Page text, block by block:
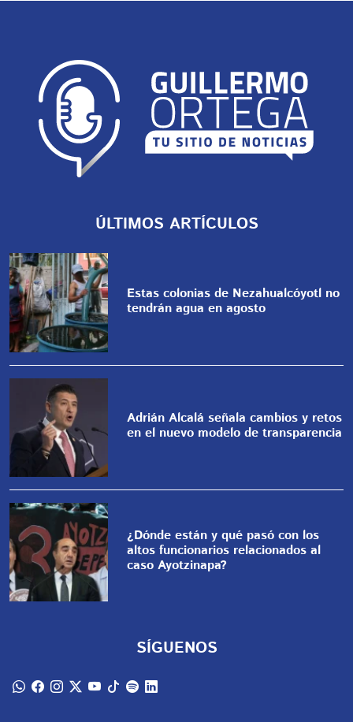
ÚLTIMOS ARTÍCULOS
Estas colonias de Nezahualcóyotl no
tendrán agua en agosto
Adrián Alcalá señala cambios y retos
en el nuevo modelo de transparencia
¿Dónde están y qué pasó con los
altos funcionarios relacionados al
caso Ayotzinapa?
SÍGUENOS